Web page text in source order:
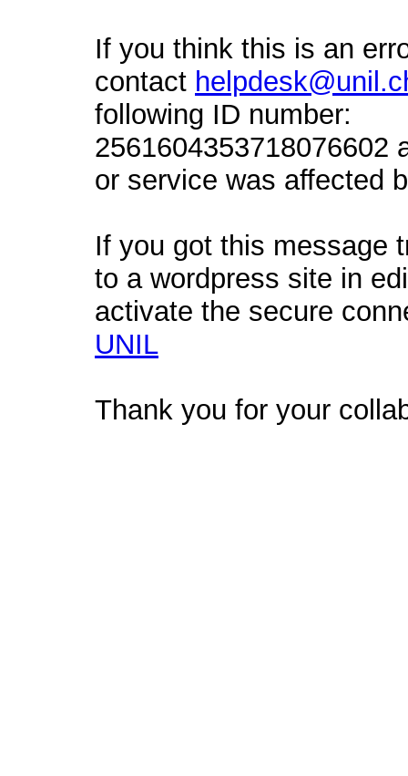
If you think this is an
contact
following ID number:
2561604353718076602
or service was affected
If you got this message
to a wordpress site in
activate the secure
UNIL
Thank you for your